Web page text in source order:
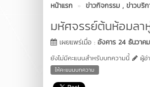
หน้าแรก ข่าวกิจกรรม , ข่าวบริก
มหัศจรรย์ต้นห้อมลา
เผยแพร่เมื่อ : อังคาร 24 ธันวาค
ยังไม่มีคะแนนสำหรับบทความนี้
ผู้อ่
ให้คะแนนบทความ